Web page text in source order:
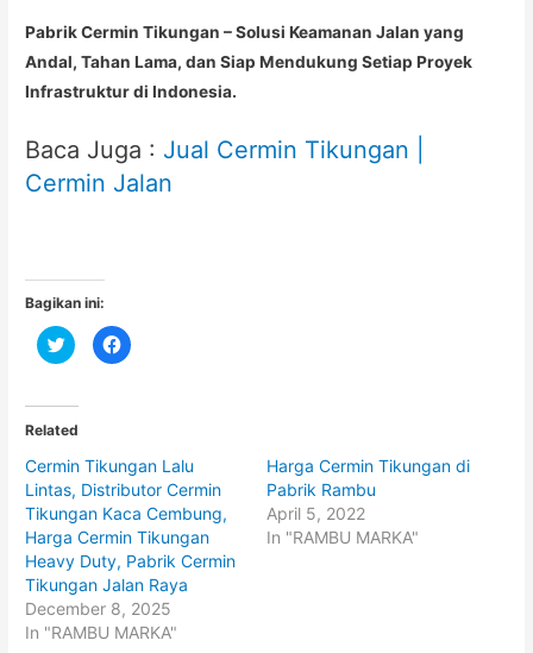
Pabrik Cermin Tikungan – Solusi Keamanan Jalan yang
Andal, Tahan Lama, dan Siap Mendukung Setiap Proyek
Infrastruktur di Indonesia.
Baca Juga : Jual Cermin Tikungan |
Cermin Jalan
Bagikan ini:
C
l
t
o
s
h
a
r
e
o
n
T
w
i
t
t
e
r
(
C
l
a
r
e
o
n
F
a
c
e
b
o
o
k
Related
Cermin Tikungan Lalu
Lintas, Distributor Cermin
Tikungan Kaca Cembung,
Harga Cermin Tikungan
Heavy Duty, Pabrik Cermin
Tikungan Jalan Raya
December 8, 2025
In "RAMBU MARKA"
Harga Cermin Tikungan di
Pabrik Rambu
April 5, 2022
In "RAMBU MARKA"